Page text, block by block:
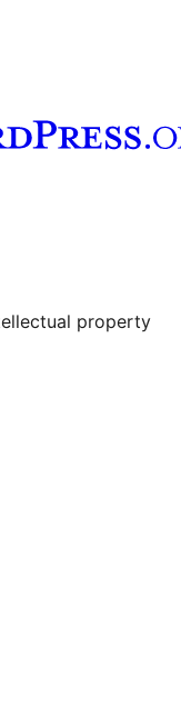
property